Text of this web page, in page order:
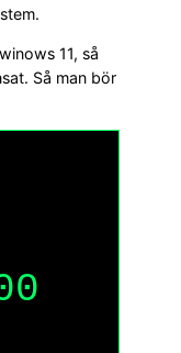
11, så
Så man bör